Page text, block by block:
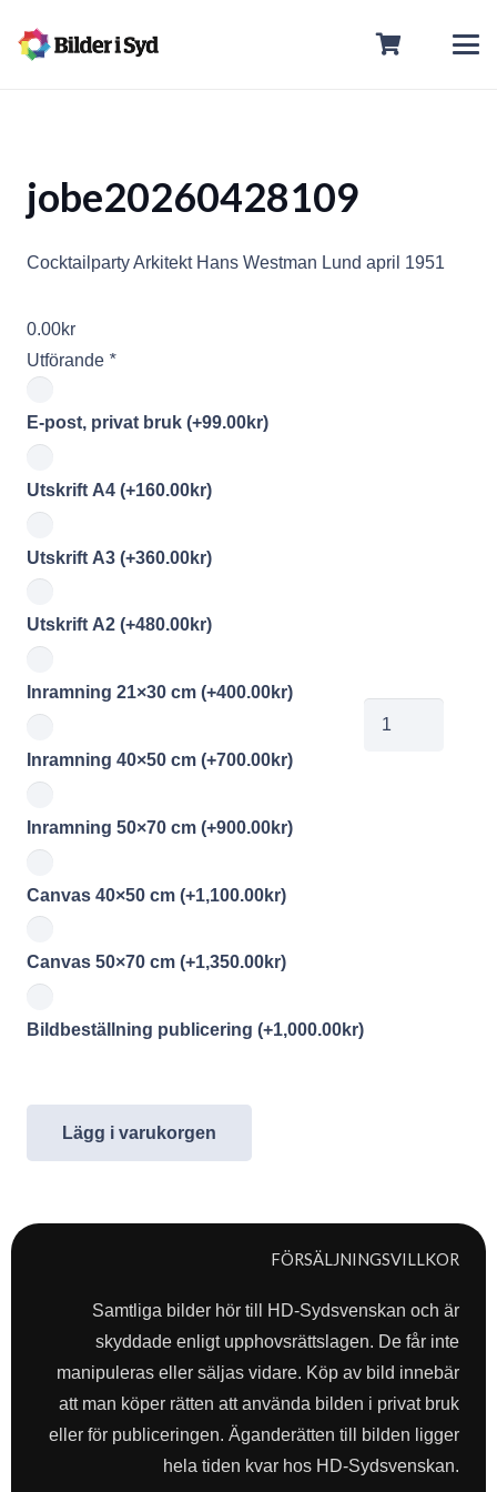
jobe20260428109
Cocktailparty Arkitekt Hans Westman Lund april 1951
0.00kr
Utförande *
E-post, privat bruk (+99.00kr)
Utskrift A4 (+160.00kr)
Utskrift A3 (+360.00kr)
Utskrift A2 (+480.00kr)
Inramning 21×30 cm (+400.00kr)
Inramning 40×50 cm (+700.00kr)
Inramning 50×70 cm (+900.00kr)
Canvas 40×50 cm (+1,100.00kr)
Canvas 50×70 cm (+1,350.00kr)
Bildbeställning publicering (+1,000.00kr)
Lägg i varukorgen
FÖRSÄLJNINGSVILLKOR
Samtliga bilder hör till HD-Sydsvenskan och är
skyddade enligt upphovsrättslagen. De får inte
manipuleras eller säljas vidare. Köp av bild innebär
att man köper rätten att använda bilden i privat bruk
eller för publiceringen. Äganderätten till bilden ligger
hela tiden kvar hos HD-Sydsvenskan.